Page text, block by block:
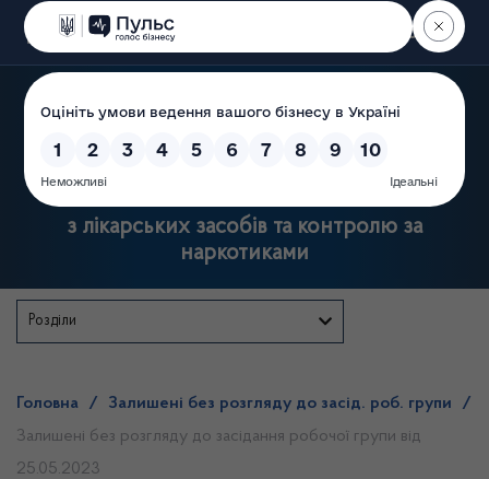
Пошук
Державна служба України
з лікарських засобів та контролю за
наркотиками
Розділи
Головна / Залишені без розгляду до засід. роб. групи
/
Залишені без розгляду до засідання робочої групи від
25.05.2023